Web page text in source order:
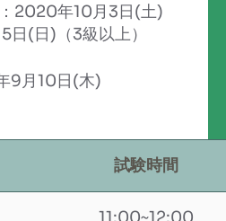
2020年10月3日(土)
日(日)（3級以上）
9月10日(木)
試験時間